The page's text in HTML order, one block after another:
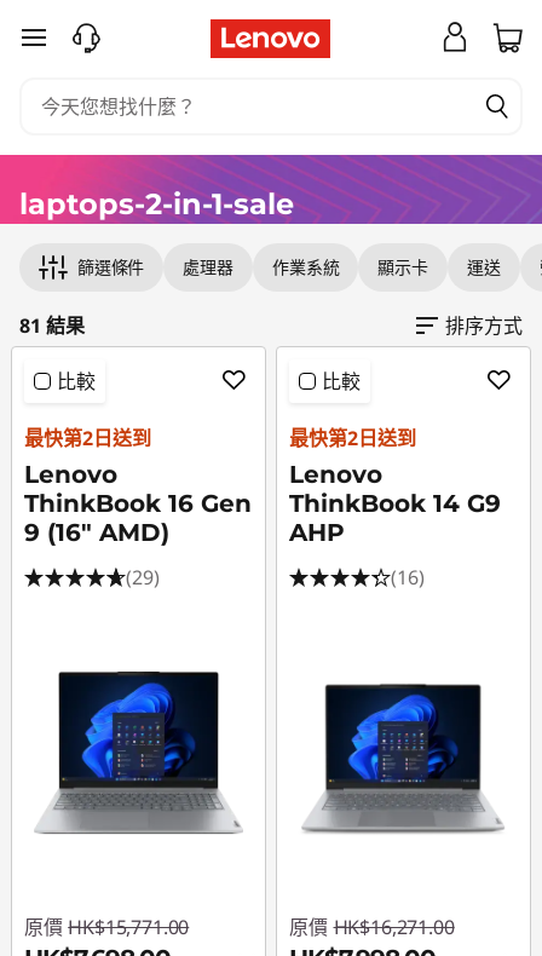
跳至主要內容
laptops-2-in-1-sale
篩選條件 處理器 作業系統 顯示卡 運送
81 結果 排序方式
比較
最快第2日送到
Lenovo
ThinkBook 16 Gen
9 (16" AMD)
(29)
原價 HK$15,771.00
比較
最快第2日送到
Lenovo
ThinkBook 14 G9
AHP
(16)
原價 HK$16,271.00